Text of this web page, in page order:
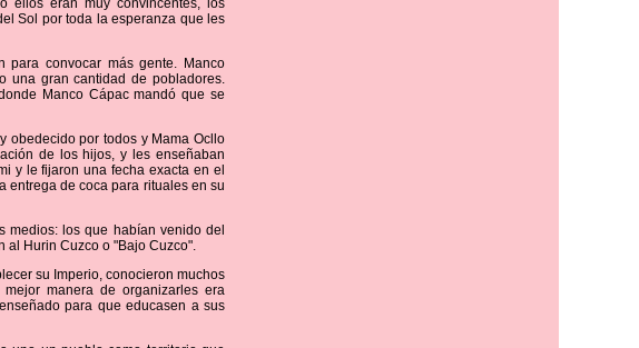
ellos eran muy convincentes, los
Sol por toda la esperanza que les
para convocar más gente. Manco
una gran cantidad de pobladores.
Manco Cápac mandó que se
obedecido por todos y Mama Ocllo
de los hijos, y les enseñaban
y le fijaron una fecha exacta en el
entrega de coca para rituales en su
medios: los que habían venido del
al Hurin Cuzco o "Bajo Cuzco".
su Imperio, conocieron muchos
manera de organizarles era
para que educasen a sus